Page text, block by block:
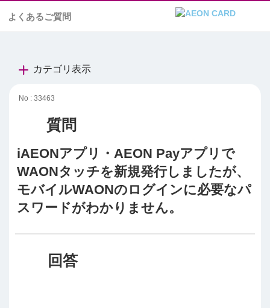
よくあるご質問
カテゴリ表示
No : 33463
iAEONアプリ・AEON Payアプリで
WAONタッチを新規発行しましたが、
モバイルWAONのログインに必要なパ
スワードがわかりません。